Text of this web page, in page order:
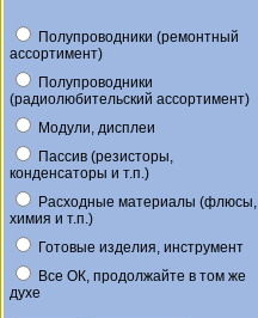
Полупроводники (ремонтный
ассортимент)
Полупроводники
(радиолюбительский ассортимент)
Модули, дисплеи
Пассив (резисторы,
конденсаторы и т.п.)
Расходные материалы (флюсы,
химия и т.п.)
Готовые изделия, инструмент
Все ОК, продолжайте в том же
духе